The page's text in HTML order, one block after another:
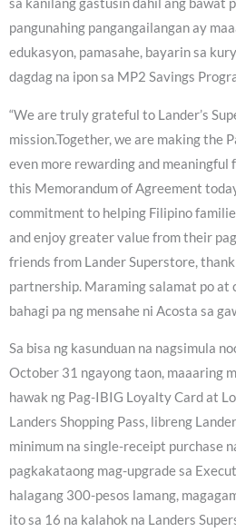
sa kanilang gastusin dahil ang bawat
pangunahing pangangailangan ay
edukasyon, pamasahe, bayarin sa
dagdag na ipon sa MP2 Savings
“We are truly grateful to Lander’s
mission.Together, we are making the
even more rewarding and meaningful
this Memorandum of Agreement
commitment to helping Filipino
and enjoy greater value from their
friends from Lander Superstore,
partnership. Maraming salamat po at
bahagi pa ng mensahe ni Acosta sa
Sa bisa ng kasunduan na nagsimula
October 31 ngayong taon, maaaring
hawak ng Pag-IBIG Loyalty Card at
Landers Shopping Pass, libreng
minimum na single-receipt purchase
pagkakataong mag-upgrade sa
halagang 300-pesos lamang,
ito sa 16 na kalahok na Landers